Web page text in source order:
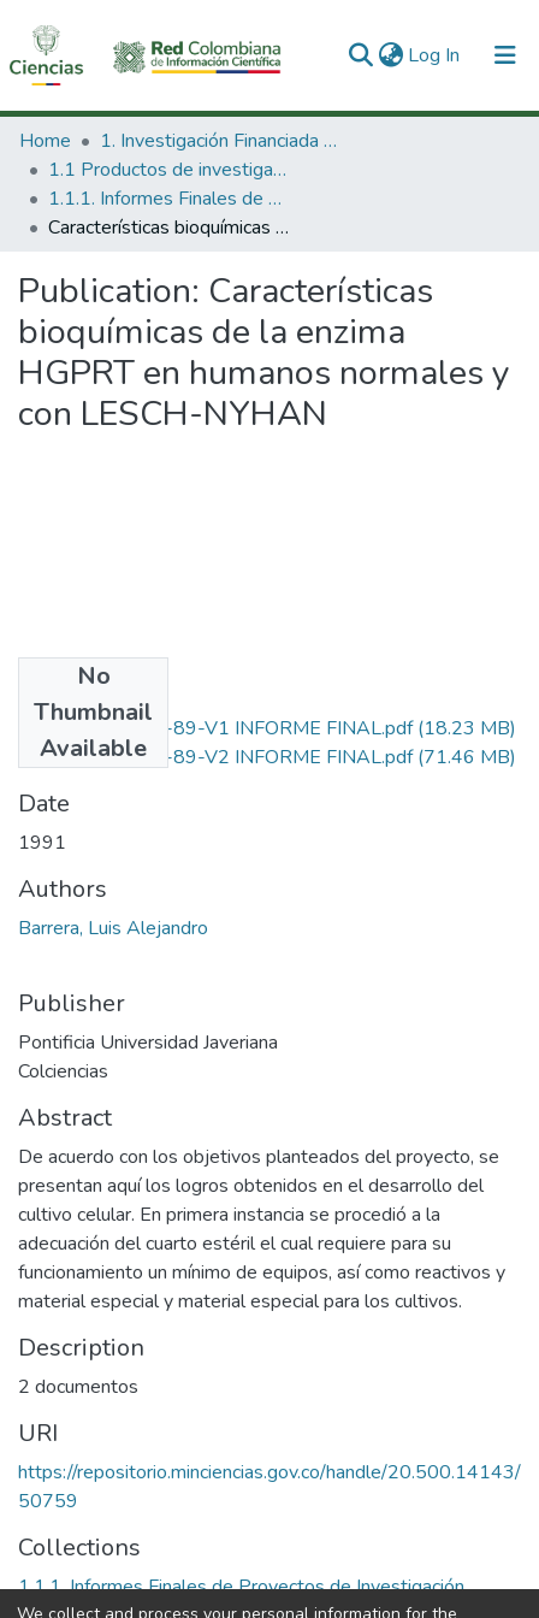
Log In (current)
Communities & Collections
All of DSpace
Statistics
Home
1. Investigación Financiada con Recursos Públicos
1.1 Productos de investigación
1.1.1. Informes Finales de Proyectos de Investigación
Características bioquímicas de la enzima HGPRT en humanos normales y con LESCH-NYHAN
Publication: Características
bioquímicas de la enzima
HGPRT en humanos normales y
con LESCH-NYHAN
No
Thumbnail
Available
1204-05-054-89-V1 INFORME FINAL.pdf(18.23 MB)
1204-05-054-89-V2 INFORME FINAL.pdf(71.46 MB)
Date
1991
Authors
Barrera, Luis Alejandro
Publisher
Pontificia Universidad Javeriana
Colciencias
Abstract
De acuerdo con los objetivos planteados del proyecto, se
presentan aquí los logros obtenidos en el desarrollo del
cultivo celular. En primera instancia se procedió a la
adecuación del cuarto estéril el cual requiere para su
funcionamiento un mínimo de equipos, así como reactivos y
material especial y material especial para los cultivos.
Description
2 documentos
URI
https://repositorio.minciencias.gov.co/handle/20.500.14143/
50759
Collections
1.1.1. Informes Finales de Proyectos de Investigación